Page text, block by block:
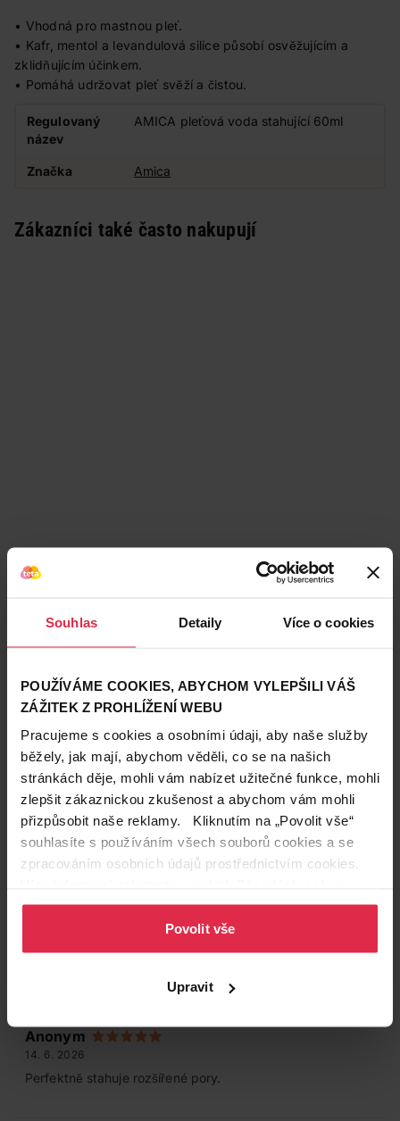
Souhlas Detaily Více o cookies
POUŽÍVÁME COOKIES, ABYCHOM VYLEPŠILI VÁŠ
ZÁŽITEK Z PROHLÍŽENÍ WEBU
Pracujeme s cookies a osobními údaji, aby naše služby
běžely, jak mají, abychom věděli, co se na našich
stránkách děje, mohli vám nabízet užitečné funkce, mohli
zlepšit zákaznickou zkušenost a abychom vám mohli
přizpůsobit naše reklamy. Kliknutím na „Povolit vše“
souhlasíte s používáním všech souborů cookies a se
zpracováním osobních údajů prostřednictvím cookies.
osobních údajů.
Povolit vše
Upravit
• Vhodná pro mastnou pleť.
• Kafr, mentol a levandulová silice působí osvěžujícím a
zklidňujícím účinkem.
• Pomáhá udržovat pleť svěží a čistou.
Regulovaný
název
AMICA pleťová voda stahující 60ml
Značka Amica
Zákazníci také často nakupují
Podobné produkty
Hodnocení produktu (1)
5
Anonym
14. 6. 2026
Perfektně stahuje rozšířené pory.